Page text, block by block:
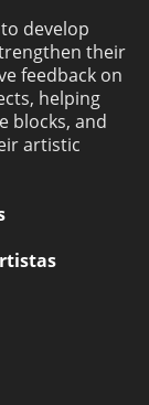
develop
their
feedback on
helping
blocks, and
artistic